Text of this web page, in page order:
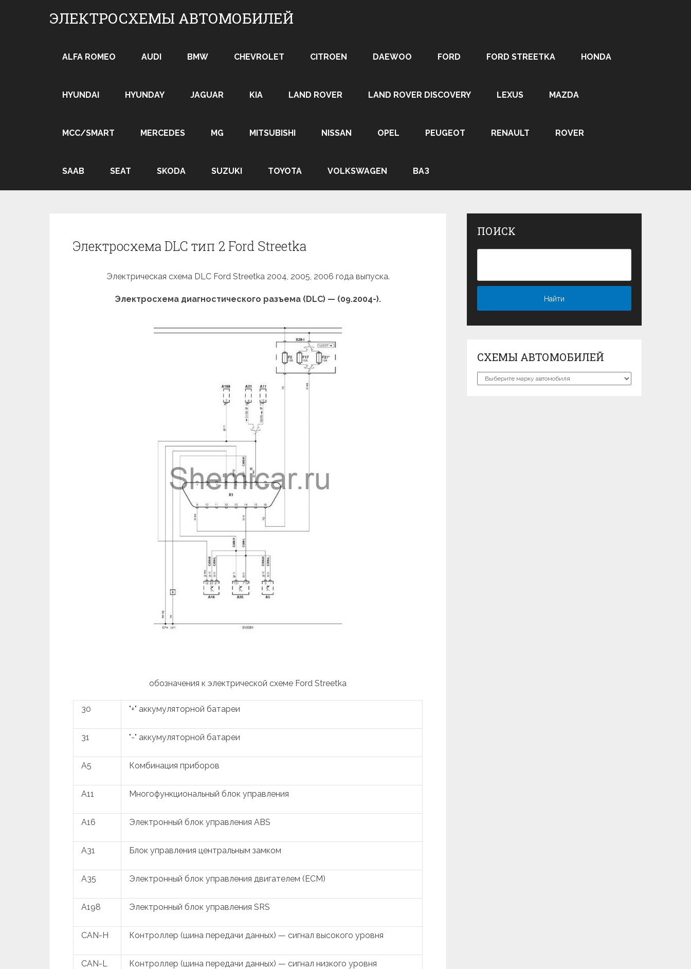
ЭЛЕКТРОСХЕМЫ АВТОМОБИЛЕЙ
ALFA ROMEO AUDI BMW CHEVROLET CITROEN DAEWOO FORD FORD STREETKA HONDA
HYUNDAI HYUNDAY JAGUAR KIA LAND ROVER LAND ROVER DISCOVERY LEXUS MAZDA
MCC/SMART MERCEDES MG MITSUBISHI NISSAN OPEL PEUGEOT RENAULT ROVER
SAAB SEAT SKODA SUZUKI TOYOTA VOLKSWAGEN ВАЗ
Электросхема DLC тип 2 Ford Streetka
Электрическая схема DLC Ford Streetka 2004, 2005, 2006 года выпуска.
Электросхема диагностического разъема (DLC) — (09.2004-).
обозначения к электрической схеме Ford Streetka
30 "+" аккумуляторной батареи
31 "-" аккумуляторной батареи
A5 Комбинация приборов
A11 Многофункциональный блок управления
A16 Электронный блок управления ABS
A31 Блок управления центральным замком
A35 Электронный блок управления двигателем (ECM)
A198 Электронный блок управления SRS
CAN-H Контроллер (шина передачи данных) — сигнал высокого уровня
CAN-L Контроллер (шина передачи данных) — сигнал низкого уровня
ПОИСК
СХЕМЫ АВТОМОБИЛЕЙ
Схемы